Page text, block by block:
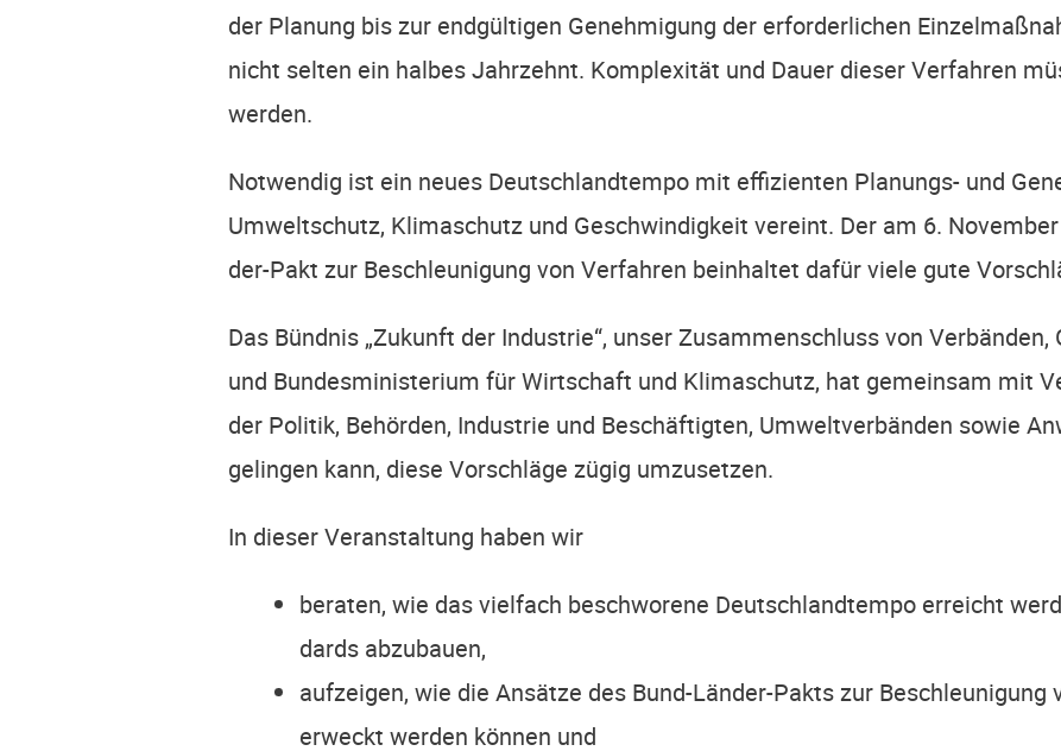
der Pla­nung bis zur end­gül­ti­gen Geneh­mi­gung der erfor­der­li­chen
nicht sel­ten ein hal­bes Jahr­zehnt. Kom­ple­xi­tät und Dau­er die­ser Ver­fah­ren
werden.
Not­wen­dig ist ein neu­es Deutsch­land­tem­po mit effi­zi­en­ten Pla­­­nungs- und
Umwelt­schutz, Kli­ma­schutz und Geschwin­dig­keit ver­eint. Der am 6.
der-Pakt zur Beschleu­ni­gung von Ver­fah­ren beinhal­tet dafür vie­le gute
Das Bünd­nis „Zukunft der Indus­trie“, unser Zusam­men­schluss von Ver­bän­den,
und Bun­des­mi­nis­te­ri­um für Wirt­schaft und Kli­ma­schutz, hat gemein­sam mit
der Poli­tik, Behör­den, Indus­trie und Beschäf­tig­ten, Umwelt­ver­bän­den sowie
gelin­gen kann, die­se Vor­schlä­ge zügig umzusetzen.
In die­ser Ver­an­stal­tung haben wir
bera­ten, wie das viel­fach beschwo­re­ne Deutsch­land­tem­po erreicht
dards abzubauen,
auf­zei­gen, wie die Ansät­ze des Bund-Län­­­der-Pakts zur
erweckt wer­den kön­nen und